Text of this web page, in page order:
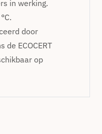
in werking.
door
de ECOCERT
op